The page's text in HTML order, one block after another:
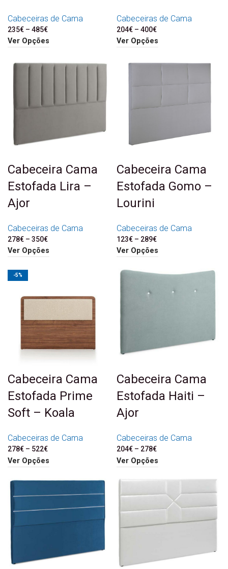
Cabeceiras de Cama
235€ – 485€
through 485€
Ver Opções
Cabeceiras de Cama
204€ – 400€
through 400€
Ver Opções
Cabeceira Cama
Estofada Lira –
Ajor
Cabeceiras de Cama
278€ – 350€
through 350€
Ver Opções
Cabeceira Cama
Estofada Gomo –
Lourini
Cabeceiras de Cama
123€ – 289€
through 289€
Ver Opções
-5%
Cabeceira Cama
Estofada Prime
Soft – Koala
Cabeceiras de Cama
278€ – 522€
through 522€
Ver Opções
Cabeceira Cama
Estofada Haiti –
Ajor
Cabeceiras de Cama
204€ – 278€
through 278€
Ver Opções